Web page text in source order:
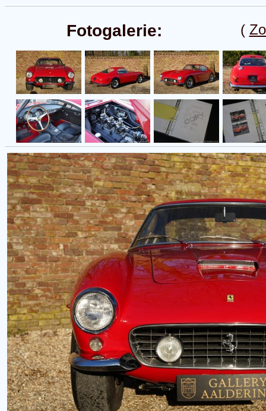
(
Fotogalerie: